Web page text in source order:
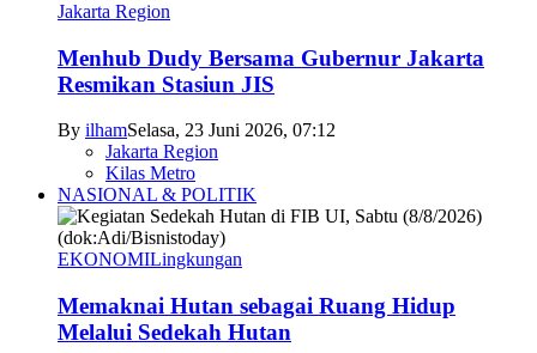
Jakarta Region
Menhub Dudy Bersama Gubernur Jakarta
Resmikan Stasiun JIS
By ilhamSelasa, 23 Juni 2026, 07:12
Jakarta Region
Kilas Metro
NASIONAL & POLITIK
EKONOMILingkungan
Memaknai Hutan sebagai Ruang Hidup
Melalui Sedekah Hutan